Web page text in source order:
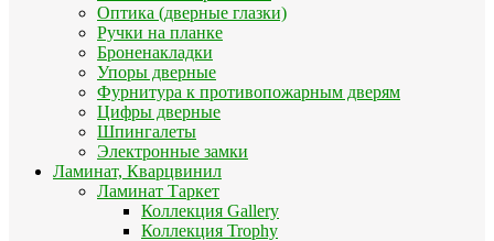
Оптика (дверные глазки)
Ручки на планке
Броненакладки
Упоры дверные
Фурнитура к противопожарным дверям
Цифры дверные
Шпингалеты
Электронные замки
Ламинат, Кварцвинил
Ламинат Таркет
Коллекция Gallery
Коллекция Trophy